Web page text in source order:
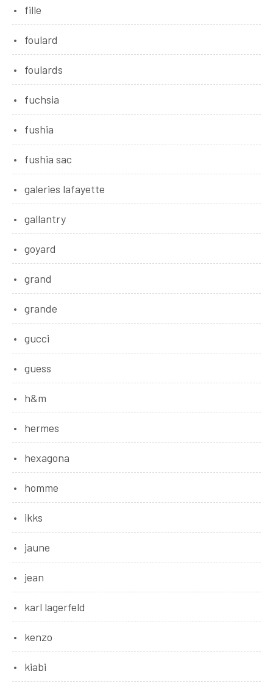
fille
foulard
foulards
fuchsia
fushia
fushia sac
galeries lafayette
gallantry
goyard
grand
grande
gucci
guess
h&m
hermes
hexagona
homme
ikks
jaune
jean
karl lagerfeld
kenzo
kiabi